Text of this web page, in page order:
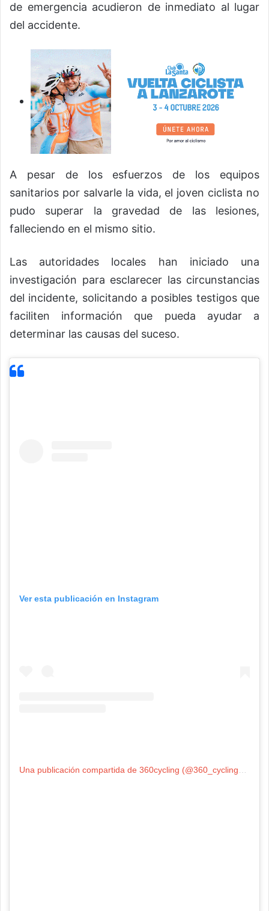
de emergencia acudieron de inmediato al lugar
del accidente.
A pesar de los esfuerzos de los equipos
sanitarios por salvarle la vida, el joven ciclista no
pudo superar la gravedad de las lesiones,
falleciendo en el mismo sitio.
Las autoridades locales han iniciado una
investigación para esclarecer las circunstancias
del incidente, solicitando a posibles testigos que
faciliten información que pueda ayudar a
determinar las causas del suceso.
Ver esta publicación en Instagram